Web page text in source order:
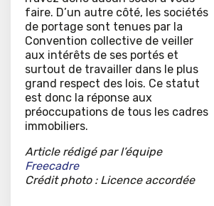
faire. D’un autre côté, les sociétés
de portage sont tenues par la
Convention collective de veiller
aux intérêts de ses portés et
surtout de travailler dans le plus
grand respect des lois. Ce statut
est donc la réponse aux
préoccupations de tous les cadres
immobiliers.
Article rédigé par l’équipe
Freecadre
Crédit photo : Licence accordée